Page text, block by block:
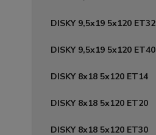
DISKY 9,5x19 5x120 ET32
DISKY 9,5x19 5x120 ET40
DISKY 8x18 5x120 ET14
DISKY 8x18 5x120 ET20
DISKY 8x18 5x120 ET30